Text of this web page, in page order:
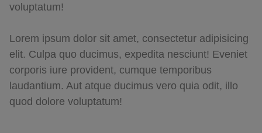
voluptatum!
Lorem ipsum dolor sit amet, consectetur adipisicing
elit. Culpa quo ducimus, expedita nesciunt! Eveniet
corporis iure provident, cumque temporibus
laudantium. Aut atque ducimus vero quia odit, illo
quod dolore voluptatum!